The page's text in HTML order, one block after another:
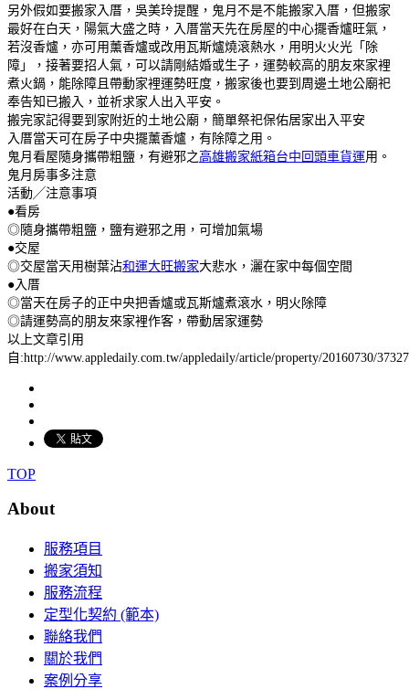
另外假如要搬家入厝，吳美玲提醒，鬼月不是不能搬家入厝，但搬家
最好在白天，陽氣大盛之時，入厝當天先在房屋的中心擺香爐旺氣，
若沒香爐，亦可用薰香爐或改用瓦斯爐燒滾熱水，用明火火光「除
障」，接著要招人氣，可以請剛結婚或生子，運勢較高的朋友來家裡
煮火鍋，能除障且帶動家裡運勢旺度，搬家後也要到周邊土地公廟祀
奉告知已搬入，並祈求家人出入平安。
搬完家記得要到家附近的土地公廟，簡單祭祀保佑居家出入平安
入厝當天可在房子中央擺薰香爐，有除障之用。
鬼月看屋隨身攜帶粗鹽，有避邪之高雄搬家紙箱台中回頭車貨運用。
鬼月房事多注意
活動╱注意事項
●看房
◎隨身攜帶粗鹽，鹽有避邪之用，可增加氣場
●交屋
◎交屋當天用樹葉沾和運大旺搬家大悲水，灑在家中每個空間
●入厝
◎當天在房子的正中央把香爐或瓦斯爐煮滾水，明火除障
◎請運勢高的朋友來家裡作客，帶動居家運勢
以上文章引用
自:http://www.appledaily.com.tw/appledaily/article/property/20160730/
TOP
About
服務項目
搬家須知
服務流程
定型化契約 (範本)
聯絡我們
關於我們
案例分享